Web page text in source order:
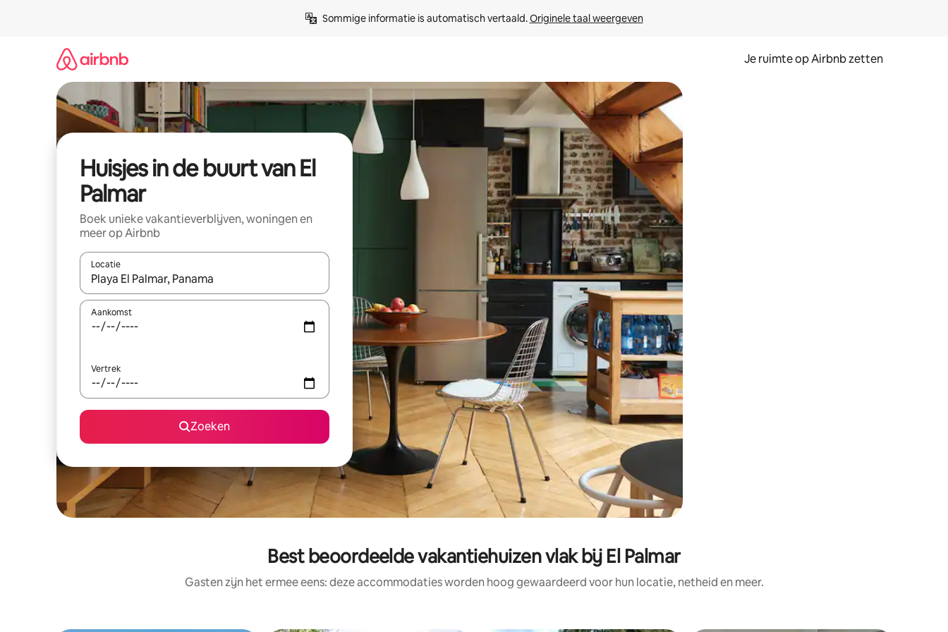
Sommige informatie is automatisch vertaald. Originele taal weergeven
Je ruimte op Airbnb zetten
Huisjes in de buurt van El
Palmar
Boek unieke vakantieverblijven, woningen en
meer op Airbnb
Locatie
Wanneer er suggesties beschikbaar zijn, maak je een keuze met je de pijltjestoetsen omhoog en omlaag, óf door te tikken of swipen.
Aankomst
Vertrek
Zoeken
Best beoordeelde vakantiehuizen vlak bij El Palmar
Gasten zijn het ermee eens: deze accommodaties worden hoog gewaardeerd voor hun locatie, netheid en meer.